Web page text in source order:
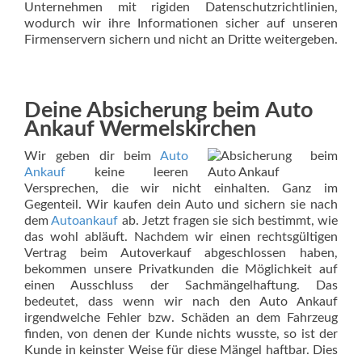
Unternehmen mit rigiden Datenschutzrichtlinien,
wodurch wir ihre Informationen sicher auf unseren
Firmenservern sichern und nicht an Dritte weitergeben.
Deine Absicherung beim Auto
Ankauf Wermelskirchen
Wir geben dir beim Auto
Ankauf keine leeren
Versprechen, die wir nicht einhalten. Ganz im
Gegenteil. Wir kaufen dein Auto und sichern sie nach
demAutoankauf ab. Jetzt fragen sie sich bestimmt, wie
das wohl abläuft. Nachdem wir einen rechtsgültigen
Vertrag beim Autoverkauf abgeschlossen haben,
bekommen unsere Privatkunden die Möglichkeit auf
einen Ausschluss der Sachmängelhaftung. Das
bedeutet, dass wenn wir nach den Auto Ankauf
irgendwelche Fehler bzw. Schäden an dem Fahrzeug
finden, von denen der Kunde nichts wusste, so ist der
Kunde in keinster Weise für diese Mängel haftbar. Dies